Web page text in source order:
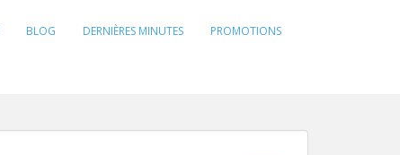
BLOG DERNIÈRES MINUTES PROMOTIONS